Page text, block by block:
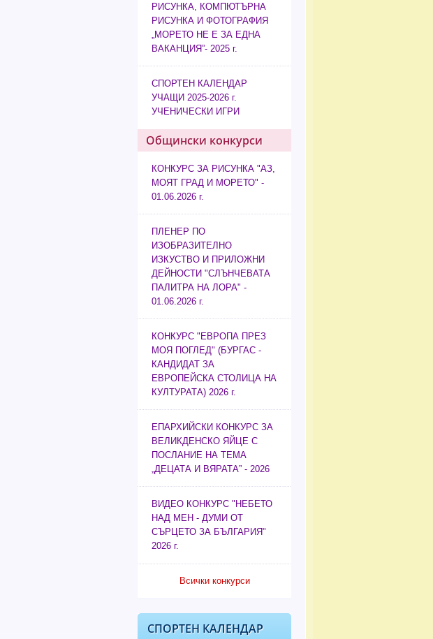
РИСУНКА, КОМПЮТЪРНА
РИСУНКА И ФОТОГРАФИЯ
„МОРЕТО НЕ Е ЗА ЕДНА
ВАКАНЦИЯ”- 2025 г.
СПОРТЕН КАЛЕНДАР
УЧАЩИ 2025-2026 г.
УЧЕНИЧЕСКИ ИГРИ
Общински конкурси
КОНКУРС ЗА РИСУНКА "АЗ,
МОЯТ ГРАД И МОРЕТО" -
01.06.2026 г.
ПЛЕНЕР ПО
ИЗОБРАЗИТЕЛНО
ИЗКУСТВО И ПРИЛОЖНИ
ДЕЙНОСТИ "СЛЪНЧЕВАТА
ПАЛИТРА НА ЛОРА" -
01.06.2026 г.
КОНКУРС "ЕВРОПА ПРЕЗ
МОЯ ПОГЛЕД" (БУРГАС -
КАНДИДАТ ЗА
ЕВРОПЕЙСКА СТОЛИЦА НА
КУЛТУРАТА) 2026 г.
ЕПАРХИЙСКИ КОНКУРС ЗА
ВЕЛИКДЕНСКО ЯЙЦЕ С
ПОСЛАНИЕ НА ТЕМА
„ДЕЦАТА И ВЯРАТА” - 2026
ВИДЕО КОНКУРС "НЕБЕТО
НАД МЕН - ДУМИ ОТ
СЪРЦЕТО ЗА БЪЛГАРИЯ"
2026 г.
Всички конкурси
СПОРТЕН КАЛЕНДАР